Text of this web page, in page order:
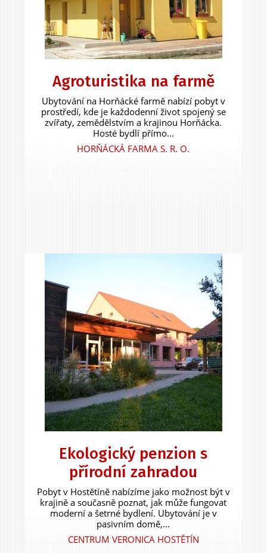
Agroturistika na farmě
Ubytování na Horňácké farmě nabízí pobyt v
prostředí, kde je každodenní život spojený se
zvířaty, zemědělstvím a krajinou Horňácka.
Hosté bydlí přímo...
HORŇÁCKÁ FARMA S. R. O.
Ekologický penzion s
přírodní zahradou
Pobyt v Hostětíně nabízíme jako možnost být v
krajině a současně poznat, jak může fungovat
moderní a šetrné bydlení. Ubytování je v
pasivním domě,...
CENTRUM VERONICA HOSTĚTÍN